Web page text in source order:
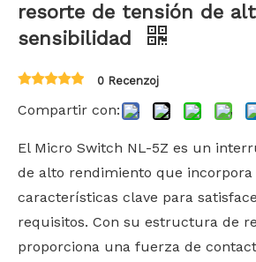
resorte de tensión de
sensibilidad
0 Recenzoj
Compartir con:
El Micro Switch NL-5Z es un
de alto rendimiento que incorpora
características clave para
requisitos. Con su estructura de
proporciona una fuerza de